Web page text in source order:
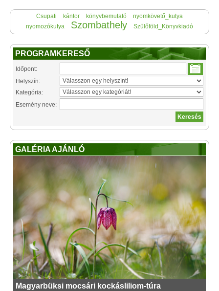
Csupati kántor könyvbemutató
nyomkövető_kutya
nyomozókutya
Szombathely Szülőföld_Könyvkiadó
PROGRAMKERESŐ
Időpont:
Helyszín:
Kategória:
Esemény neve:
GALÉRIA AJÁNLÓ
Magyarbüksi mocsári kockásliliom-túra